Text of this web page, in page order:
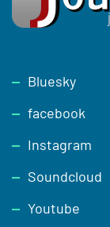
Footer
Bluesky
facebook
Instagram
Soundcloud
Youtube